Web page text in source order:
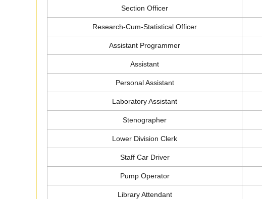
Section Officer
Research-Cum-Statistical Officer
Assistant Programmer
Assistant
Personal Assistant
Laboratory Assistant
Stenographer
Lower Division Clerk
Staff Car Driver
Pump Operator
Library Attendant